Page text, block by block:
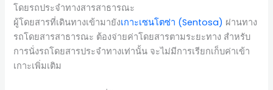
โดยรถประจำทางสารสาธารณะ
ผู้โดยสารที่เดินทางเข้ามายังเกาะเซนโตซ่า (Sentosa) ผ่านทาง
รถโดยสารสาธารณะ ต้องจ่ายค่าโดยสารตามระยะทาง สำหรับ
การนั่งรถโดยสารประจำทางเท่านั้น จะไม่มีการเรียกเก็บค่าเข้า
เกาะเพิ่มเติม